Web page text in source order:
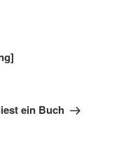
ein Buch